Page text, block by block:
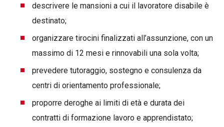
descrivere le mansioni a cui il lavoratore disabile è
destinato;
organizzare tirocini finalizzati all’assunzione, con un
massimo di 12 mesi e rinnovabili una sola volta;
prevedere tutoraggio, sostegno e consulenza da
centri di orientamento professionale;
proporre deroghe ai limiti di età e durata dei
contratti di formazione lavoro e apprendistato;